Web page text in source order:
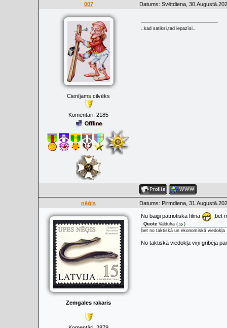
007 Datums: Svētdiena,
Cienījams cilvēks
Komentāri: 2185
..kad satiksi,tad iepazīsi..
nēģis Datums: Pirmdiena,
Zemgales rakaris
Nu baigi patriotiskā filma ,bet
Quote Valduha (
)
bet no taktiskā un ekonomiskā viedokļa
No taktiskā viedokļa viņi gribēja